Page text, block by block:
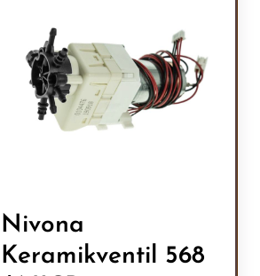
Nivona
Keramikventil 568